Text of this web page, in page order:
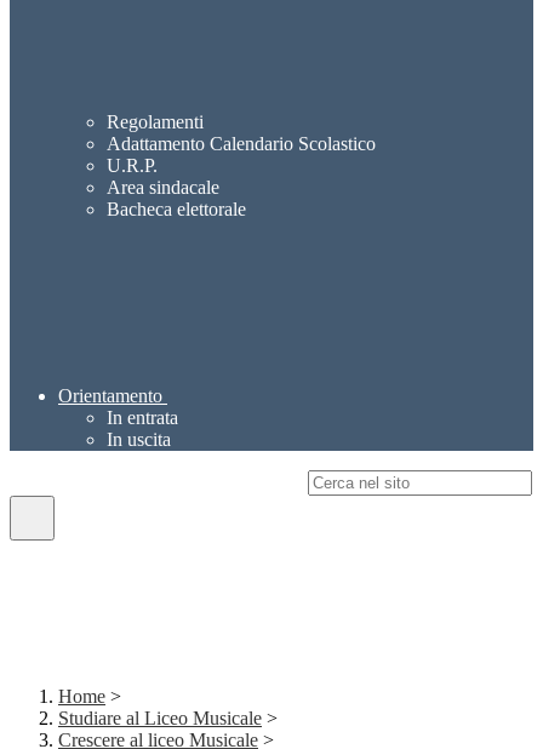
Regolamenti
Adattamento Calendario Scolastico
U.R.P.
Area sindacale
Bacheca elettorale
Orientamento
In entrata
In uscita
Home >
Studiare al Liceo Musicale >
Crescere al liceo Musicale >